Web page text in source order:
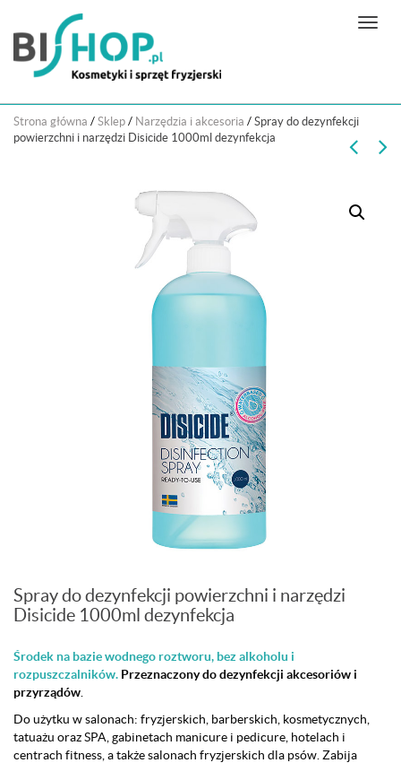
N
g
Strona główna / Sklep / Narzędzia i akcesoria / Spray do dezynfekcji
powierzchni i narzędzi Disicide 1000ml dezynfekcja
Spray do dezynfekcji powierzchni i narzędzi
Disicide 1000ml dezynfekcja
Środek na bazie wodnego roztworu, bez alkoholu i
rozpuszczalników. Przeznaczony do dezynfekcji akcesoriów i
przyrządów
Do użytku w salonach: fryzjerskich, barberskich, kosmetycznych,
tatuażu oraz SPA, gabinetach manicure i pedicure, hotelach i
centrach fitness, a także salonach fryzjerskich dla psów. Zabija